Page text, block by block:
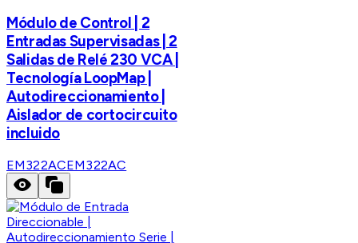
Módulo de Control | 2
Entradas Supervisadas | 2
Salidas de Relé 230 VCA |
Tecnología LoopMap |
Autodireccionamiento |
Aislador de cortocircuito
incluido
EM322ACEM322AC